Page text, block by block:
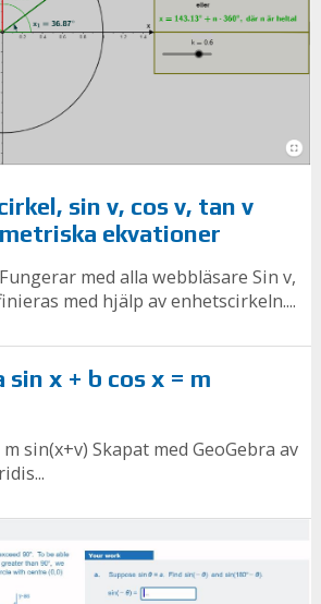
sin v, cos v, tan v
ekvationer
med alla webbläsare Sin v,
med hjälp av enhetscirkeln....
x + b cos x = m
sin(x+v) Skapat med GeoGebra av